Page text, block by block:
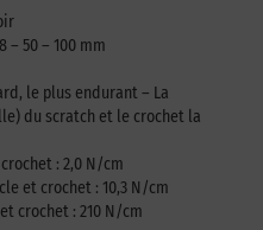
– 50 – 100 mm
le plus endurant – La
du scratch et le crochet la
: 2,0 N/cm
et crochet : 10,3 N/cm
crochet : 210 N/cm